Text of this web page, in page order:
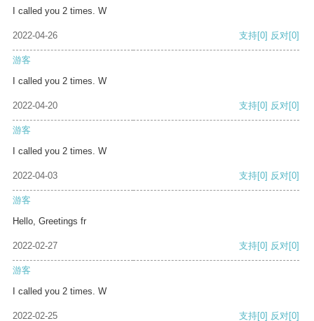
I called you 2 times. W
2022-04-26 支持[0] 反对[0]
游客
I called you 2 times. W
2022-04-20 支持[0] 反对[0]
游客
I called you 2 times. W
2022-04-03 支持[0] 反对[0]
游客
Hello, Greetings fr
2022-02-27 支持[0] 反对[0]
游客
I called you 2 times. W
2022-02-25 支持[0] 反对[0]